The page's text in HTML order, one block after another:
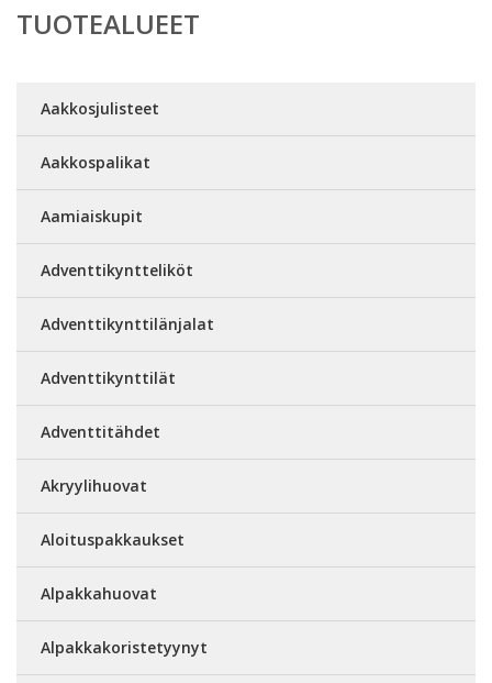
TUOTEALUEET
Aakkosjulisteet
Aakkospalikat
Aamiaiskupit
Adventtikyntteliköt
Adventtikynttilänjalat
Adventtikynttilät
Adventtitähdet
Akryylihuovat
Aloituspakkaukset
Alpakkahuovat
Alpakkakoristetyynyt